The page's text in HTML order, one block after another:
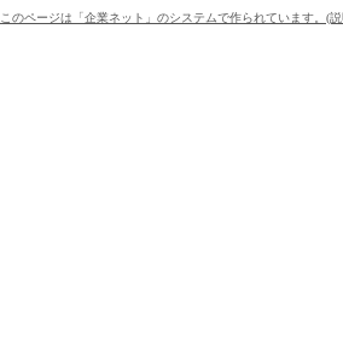
このページは「企業ネット」のシステムで作られています。(